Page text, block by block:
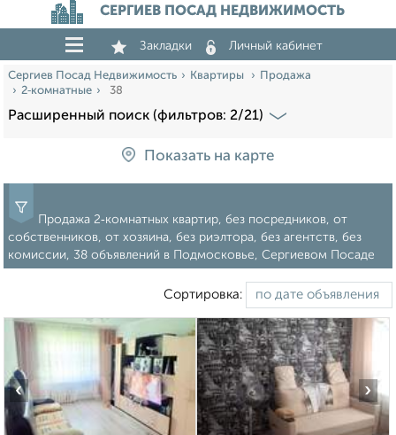
СЕРГИЕВ ПОСАД НЕДВИЖИМОСТЬ
Закладки Личный кабинет
Сергиев Посад Недвижимость Квартиры
Продажа
2‑комнатные
38
Расширенный поиск (фильтров: 2/21)
Показать на карте
Продажа 2‑комнатных квартир, без посредников, от
собственников, от хозяина, без риэлтора, без агентств, без
комиссии, 38 объявлений в Подмосковье, Сергиевом Посаде
Сортировка:
‹ ›